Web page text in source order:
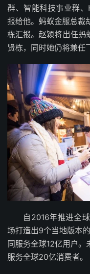
群、智能科技事业群
报给他。蚂蚁金服总裁
栋汇报。赵颖将出任蚂
贤栋，同时她仍将兼任
自2016年推进全
场打造出9个当地版本
同服务全球12亿用户
服务全球20亿消费者。